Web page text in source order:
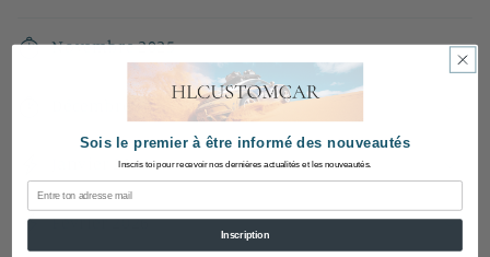
Novembre 2025
Décembre 2025
Janvier 2026
Février 2026
Sois le premier à être informé des nouveautés
Inscris toi pour recevoir nos dernières actualités et les nouveautés.
Email
Inscription